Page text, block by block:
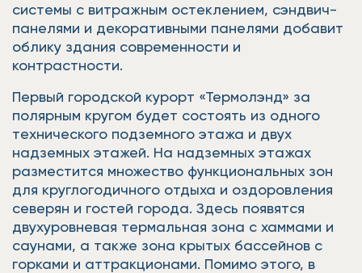
системы с витражным остеклением, сэндвич-
панелями и декоративными панелями добавит
облику здания современности и
контрастности.
Первый городской курорт «Термолэнд» за
полярным кругом будет состоять из одного
технического подземного этажа и двух
надземных этажей. На надземных этажах
разместится множество функциональных зон
для круглогодичного отдыха и оздоровления
северян и гостей города. Здесь появятся
двухуровневая термальная зона с хаммами и
саунами, а также зона крытых бассейнов с
горками и аттракционами. Помимо этого, в